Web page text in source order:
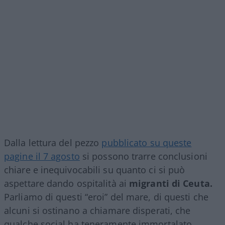
Dalla lettura del pezzo pubblicato su queste
pagine il 7 agosto si possono trarre conclusioni
chiare e inequivocabili su quanto ci si può
aspettare dando ospitalità ai migranti di Ceuta.
Parliamo di questi “eroi” del mare, di questi che
alcuni si ostinano a chiamare disperati, che